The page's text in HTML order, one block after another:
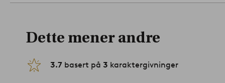
Dette mener andre
3.7 basert på 3 karaktergivninger